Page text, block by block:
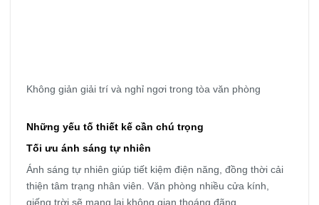
Không giản giải trí và nghỉ ngơi trong tòa văn phòng
Những yếu tố thiết kế cần chú trọng
Tối ưu ánh sáng tự nhiên
Ánh sáng tự nhiên giúp tiết kiệm điện năng, đồng thời cải
thiện tâm trạng nhân viên. Văn phòng nhiều cửa kính,
giếng trời sẽ mang lại không gian thoáng đãng.